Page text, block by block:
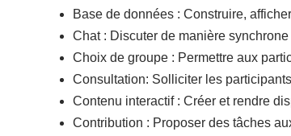
Base de données : Construire,
Chat : Discuter de manière
Choix de groupe : Permettre aux
Consultation: Solliciter les
Contenu interactif : Créer et rendre
Contribution : Proposer des tâches